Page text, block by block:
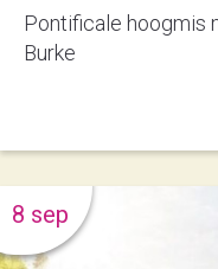
Pontificale hoogmis
Burke
8 sep